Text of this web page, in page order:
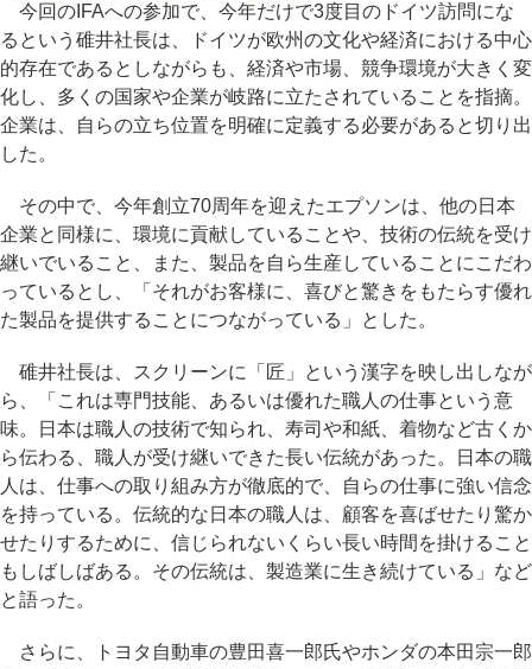
今回のIFAへの参加で、今年だけで3度目のドイツ訪問にな
るという碓井社長は、ドイツが欧州の文化や経済における中心
的存在であるとしながらも、経済や市場、競争環境が大きく変
化し、多くの国家や企業が岐路に立たされていることを指摘。
企業は、自らの立ち位置を明確に定義する必要があると切り出
した。
その中で、今年創立70周年を迎えたエプソンは、他の日本
企業と同様に、環境に貢献していることや、技術の伝統を受け
継いでいること、また、製品を自ら生産していることにこだわ
っているとし、「それがお客様に、喜びと驚きをもたらす優れ
た製品を提供することにつながっている」とした。
碓井社長は、スクリーンに「匠」という漢字を映し出しなが
ら、「これは専門技能、あるいは優れた職人の仕事という意
味。日本は職人の技術で知られ、寿司や和紙、着物など古くか
ら伝わる、職人が受け継いできた長い伝統があった。日本の職
人は、仕事への取り組み方が徹底的で、自らの仕事に強い信念
を持っている。伝統的な日本の職人は、顧客を喜ばせたり驚か
せたりするために、信じられないくらい長い時間を掛けること
もしばしばある。その伝統は、製造業に生き続けている」など
と語った。
さらに、トヨタ自動車の豊田喜一郎氏やホンダの本田宗一郎